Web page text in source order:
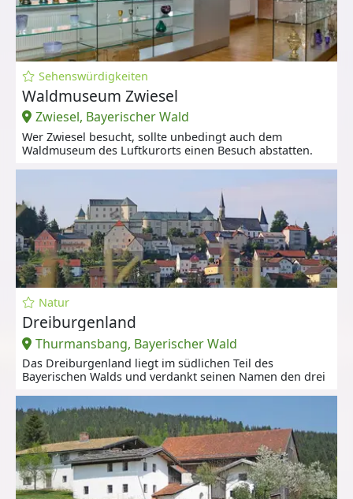
Sehenswürdigkeiten
Waldmuseum Zwiesel
Zwiesel, Bayerischer Wald
Wer Zwiesel besucht, sollte unbedingt auch dem
Waldmuseum des Luftkurorts einen Besuch abstatten.
Natur
Dreiburgenland
Thurmansbang, Bayerischer Wald
Das Dreiburgenland liegt im südlichen Teil des
Bayerischen Walds und verdankt seinen Namen den drei